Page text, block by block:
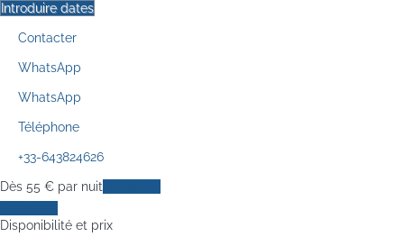
Introduire dates
Contacter
WhatsApp
WhatsApp
Téléphone
+33-643824626
Dès 55 € par nuit
Disponibilité et prix